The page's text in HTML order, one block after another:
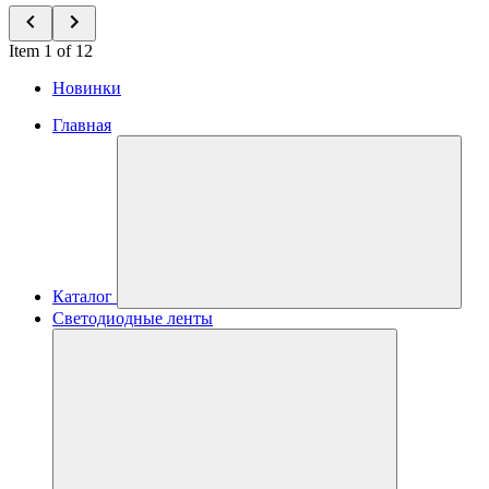
Item 1 of 12
Новинки
Главная
Каталог
Светодиодные ленты